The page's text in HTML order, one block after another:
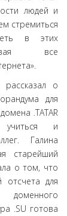
людей и
стремиться
в этих
все
рассказал о
для
.TATAR
учиться и
Галина
старейший
о том, что
отсчета для
.SU готова